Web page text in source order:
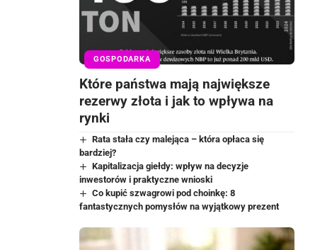
GOSPODARKA
Które państwa mają największe
rezerwy złota i jak to wpływa na
rynki
Rata stała czy malejąca – która opłaca się
bardziej?
Kapitalizacja giełdy: wpływ na decyzje
inwestorów i praktyczne wnioski
Co kupić szwagrowi pod choinkę: 8
fantastycznych pomysłów na wyjątkowy prezent